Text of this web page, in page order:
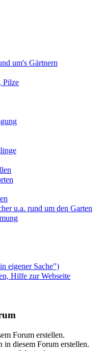
um's Gärtnern
Pilze
u.a. rund um den Garten
eigener Sache")
Hilfe zur Webseite
Forum erstellen.
in diesem Forum erstellen.